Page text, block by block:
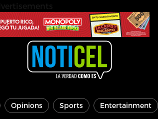
Opinions Sports Entertainment